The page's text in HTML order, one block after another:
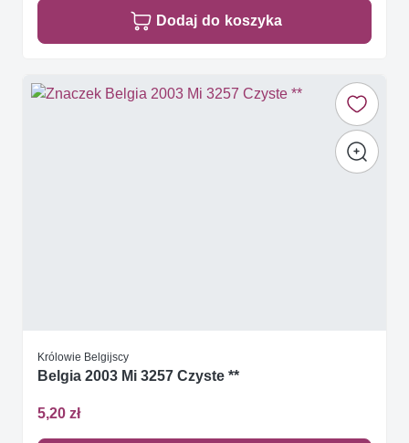
Dodaj do koszyka
Królowie Belgijscy
Belgia 2003 Mi 3257 Czyste **
5,20 zł